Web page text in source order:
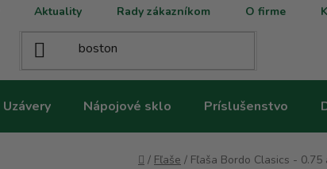
Aktuality Rady zákazníkom O firme
Uzávery Nápojové sklo Príslušenstvo
Domov
/ Fľaše / Fľaša Bordo Clasics - 0.75